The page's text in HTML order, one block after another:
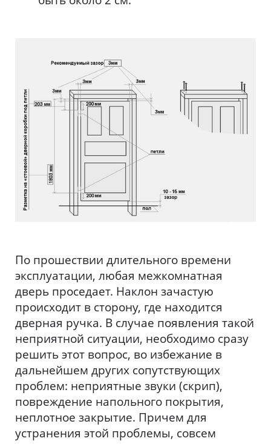
По прошествии длительного времени
эксплуатации, любая межкомнатная
дверь проседает. Наклон зачастую
происходит в сторону, где находится
дверная ручка. В случае появления такой
неприятной ситуации, необходимо сразу
решить этот вопрос, во избежание в
дальнейшем других сопутствующих
проблем: неприятные звуки (скрип),
повреждение напольного покрытия,
неплотное закрытие. Причем для
устранения этой проблемы, совсем